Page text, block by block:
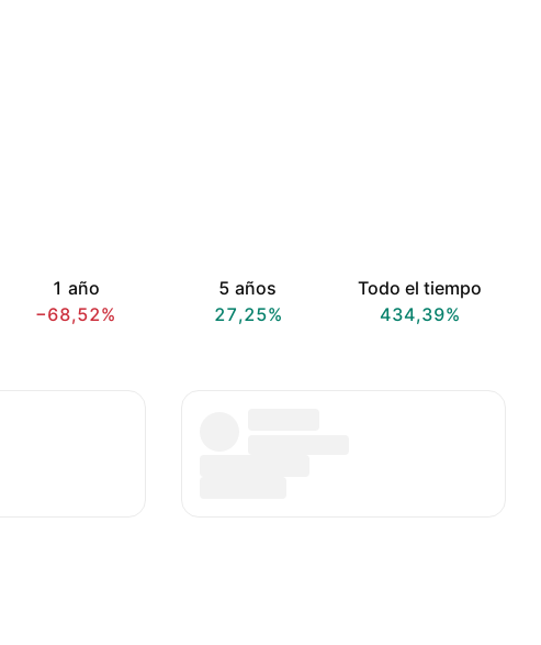
1 año
−68,52%
5 años
27,25%
Todo el tiempo
434,39%